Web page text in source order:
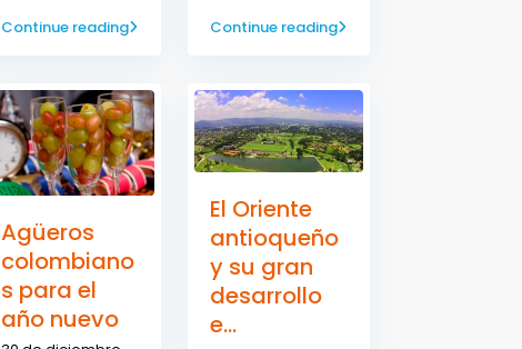
Continue reading
Continue reading
Agüeros
colombiano
s para el
año nuevo
El Oriente
antioqueño
y su gran
desarrollo
e...